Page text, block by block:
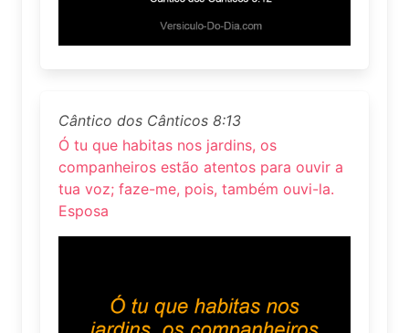
Cântico dos Cânticos 8:13
Ó tu que habitas nos jardins, os
companheiros estão atentos para ouvir a
tua voz; faze-me, pois, também ouvi-la.
Esposa